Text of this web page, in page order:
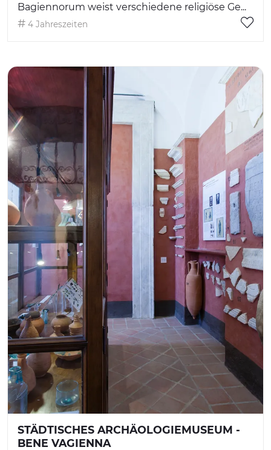
Bagiennorum weist verschiedene religiöse Ge...
4 Jahreszeiten
STÄDTISCHES ARCHÄOLOGIEMUSEUM -
BENE VAGIENNA